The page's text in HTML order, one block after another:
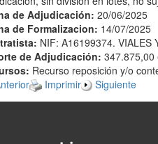
de Adjudicación: 20/06/2025
de Formalizacion: 14/07/2025
NIF: A16199374. VIALES
de Adjudicación: 347.875,00
Recurso reposición y/o
Imprimir Siguiente